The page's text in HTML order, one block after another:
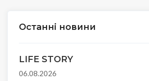
Останні новини
LIFE STORY
06.08.2026